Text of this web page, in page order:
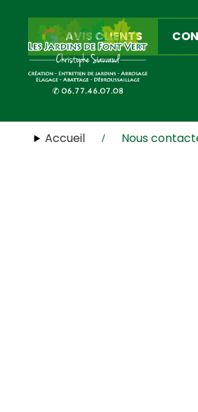
AVIS CLIENTS
Accueil Nous